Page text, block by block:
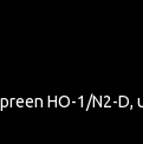
HO-1/N2-D,